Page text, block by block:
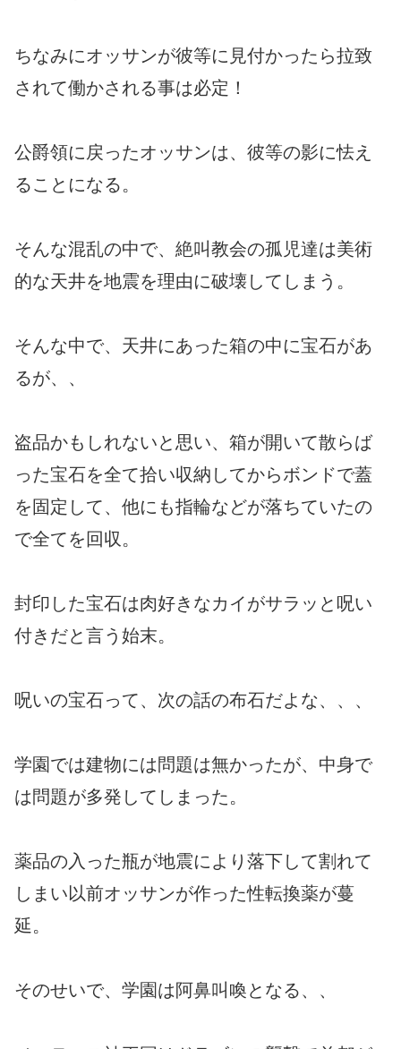
ちなみにオッサンが彼等に見付かったら拉致
されて働かされる事は必定！
公爵領に戻ったオッサンは、彼等の影に怯え
ることになる。
そんな混乱の中で、絶叫教会の孤児達は美術
的な天井を地震を理由に破壊してしまう。
そんな中で、天井にあった箱の中に宝石があ
るが、、
盗品かもしれないと思い、箱が開いて散らば
った宝石を全て拾い収納してからボンドで蓋
を固定して、他にも指輪などが落ちていたの
で全てを回収。
封印した宝石は肉好きなカイがサラッと呪い
付きだと言う始末。
呪いの宝石って、次の話の布石だよな、、、
学園では建物には問題は無かったが、中身で
は問題が多発してしまった。
薬品の入った瓶が地震により落下して割れて
しまい以前オッサンが作った性転換薬が蔓
延。
そのせいで、学園は阿鼻叫喚となる、、